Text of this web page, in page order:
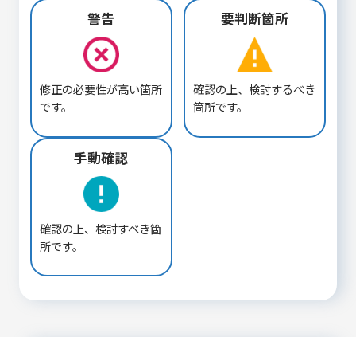
警告
修正の必要性が高い箇所
です。
要判断箇所
確認の上、検討するべき
箇所です。
手動確認
確認の上、検討すべき箇
所です。